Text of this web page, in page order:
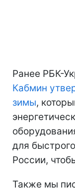
Ранее РБК-
Кабмин
зимы,
для
России,
Также мы